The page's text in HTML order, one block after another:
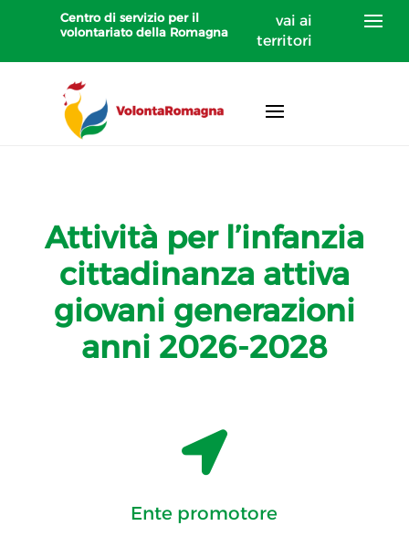
Centro di servizio per il
volontariato della Romagna
vai ai
territori
Attività per l’infanzia
cittadinanza attiva
giovani generazioni
anni 2026-2028

Ente promotore